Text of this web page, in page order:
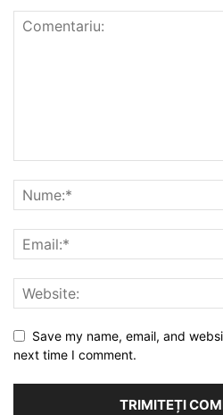
Save my name, email, and
next time I comment.